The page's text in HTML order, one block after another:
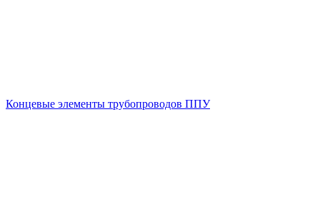
Концевые элементы трубопроводов ППУ